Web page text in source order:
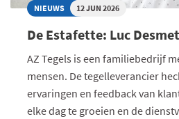
NIEUWS 12 JUN 2026
De Estafette: Luc Desmet
AZ Tegels is een familiebedrijf
mensen. De tegelleverancier
ervaringen en feedback van
elke dag te groeien en de